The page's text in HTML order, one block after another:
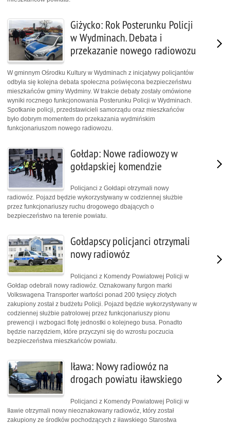
Giżycko: Rok Posterunku Policji
w Wydminach. Debata i
przekazanie nowego radiowozu
W gminnym Ośrodku Kultury w Wydminach z inicjatywy policjantów
odbyła się kolejna debata społeczna poświęcona bezpieczeństwu
mieszkańców gminy Wydminy. W trakcie debaty zostały omówione
wyniki rocznego funkcjonowania Posterunku Policji w Wydminach.
Spotkanie policji, przedstawicieli samorządu oraz mieszkańców
było dobrym momentem do przekazania wydmińskim
funkcjonariuszom nowego radiowozu.
Gołdap: Nowe radiowozy w
gołdapskiej komendzie
Policjanci z Gołdapi otrzymali nowy
radiowóz. Pojazd będzie wykorzystywany w codziennej służbie
przez funkcjonariuszy ruchu drogowego dbających o
bezpieczeństwo na terenie powiatu.
Gołdapscy policjanci otrzymali
nowy radiowóz
Policjanci z Komendy Powiatowej Policji w
Gołdap odebrali nowy radiowóz. Oznakowany furgon marki
Volkswagena Transporter wartości ponad 200 tysięcy złotych
zakupiony został z budżetu Policji. Pojazd będzie wykorzystywany w
codziennej służbie patrolowej przez funkcjonariuszy pionu
prewencji i wzbogaci flotę jednostki o kolejnego busa. Ponadto
będzie narzędziem, które przyczyni się do wzrostu poczucia
bezpieczeństwa mieszkańców powiatu.
Iława: Nowy radiowóz na
drogach powiatu iławskiego
Policjanci z Komendy Powiatowej Policji w
Iławie otrzymali nowy nieoznakowany radiowóz, który został
zakupiony ze środków pochodzących z iławskiego Starostwa